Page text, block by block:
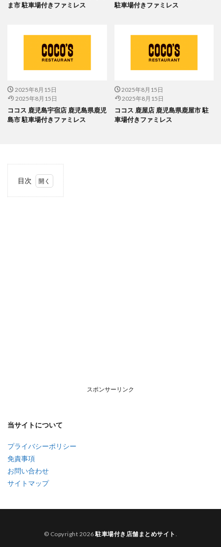
ま市 駐車場付きファミレス
駐車場付きファミレス
2025年8月15日
2025年8月15日
ココス 鹿児島宇宿店 鹿児島県鹿児
島市 駐車場付きファミレス
2025年8月15日
2025年8月15日
ココス 鹿屋店 鹿児島県鹿屋市 駐
車場付きファミレス
目次
スポンサーリンク
当サイトについて
プライバシーポリシー
免責事項
お問い合わせ
サイトマップ
© Copyright 2026駐車場付き店舗まとめサイト